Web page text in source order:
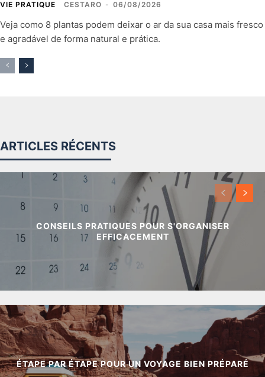
VIE PRATIQUE CESTARO - 06/08/2026
Veja como 8 plantas podem deixar o ar da sua casa mais fresco
e agradável de forma natural e prática.
ARTICLES RÉCENTS
CONSEILS PRATIQUES POUR S'ORGANISER
EFFICACEMENT
ÉTAPE PAR ÉTAPE POUR UN VOYAGE BIEN PRÉPARÉ